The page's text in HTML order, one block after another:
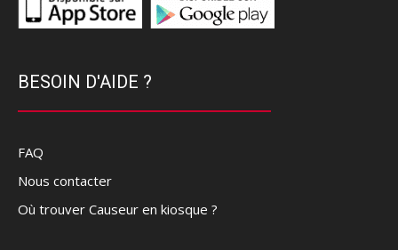
BESOIN D'AIDE ?
FAQ
Nous contacter
Où trouver Causeur en kiosque ?